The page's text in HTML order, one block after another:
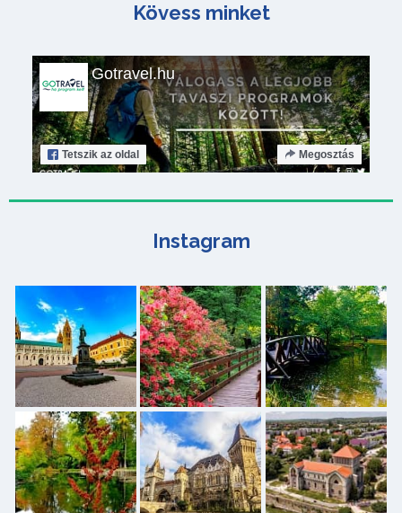
Kövess minket
Gotravel.hu
Tetszik az oldal Megosztás
Instagram